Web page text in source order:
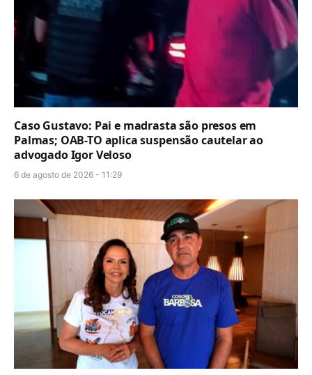
Caso Gustavo: Pai e madrasta são presos em
Palmas; OAB-TO aplica suspensão cautelar ao
advogado Igor Veloso
6 de agosto de 2026 - 11:29